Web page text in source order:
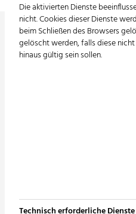
Die aktivierten Dienste
nicht. Cookies dieser Dienste
beim Schließen des Browsers
gelöscht werden, falls diese
hinaus gültig sein sollen.